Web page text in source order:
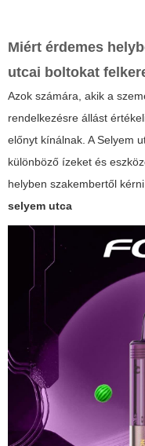
Miért érdemes
utcai boltokat
Azok számára, akik a
rendelkezésre állást
előnyt kínálnak. A Selyem
különböző ízeket és
helyben szakembertől
selyem utca